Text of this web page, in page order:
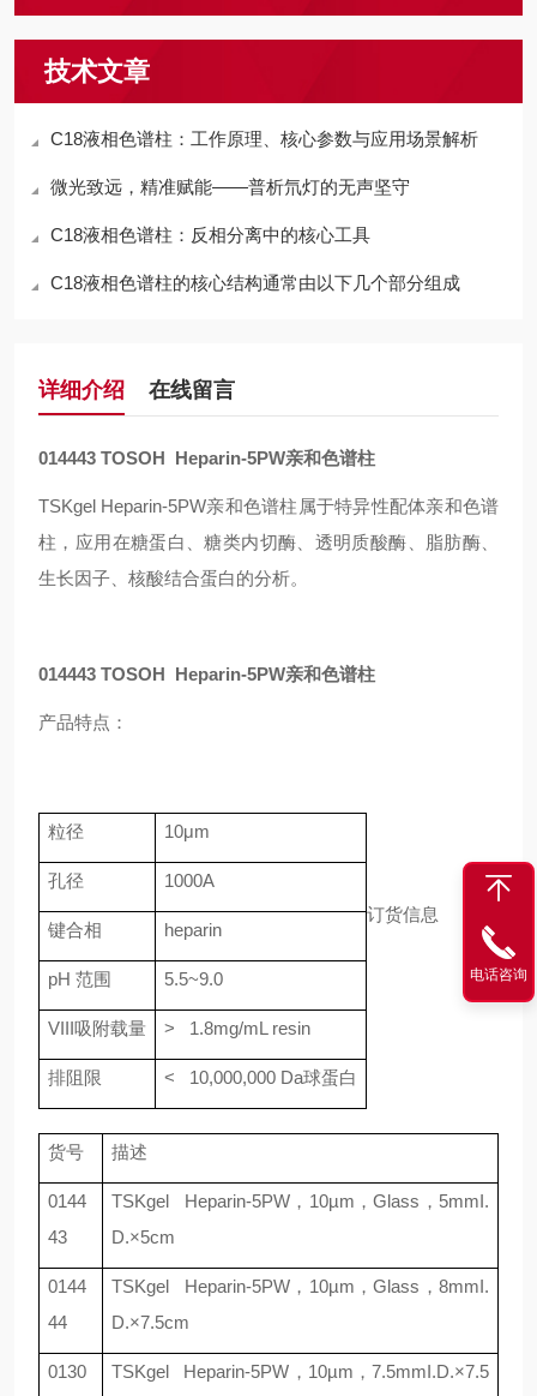
技术文章
C18液相色谱柱：工作原理、核心参数与应用场景解析
微光致远，精准赋能——普析氘灯的无声坚守
C18液相色谱柱：反相分离中的核心工具
C18液相色谱柱的核心结构通常由以下几个部分组成
详细介绍 在线留言
014443 TOSOH Heparin-5PW亲和色谱柱
TSKgel Heparin-5PW亲和色谱柱属于特异性配体亲和色谱
柱，应用在糖蛋白、糖类内切酶、透明质酸酶、脂肪酶、
生长因子、核酸结合蛋白的分析。
014443 TOSOH Heparin-5PW亲和色谱柱
产品特点：
粒径 10μm
孔径 1000A
键合相 heparin
pH 范围 5.5~9.0
VIII吸附载量 > 1.8mg/mL resin
排阻限 < 10,000,000 Da球蛋白
订货信息
货号 描述
0144
43
TSKgel Heparin-5PW ， 10µm ，Glass ， 5mmI.
D.×5cm
0144
44
TSKgel Heparin-5PW ， 10µm ，Glass ，8mmI.
D.×7.5cm
0130
TSKgel Heparin-5PW ， 10µm ，7.5mmI.D.×7.5
电话咨询